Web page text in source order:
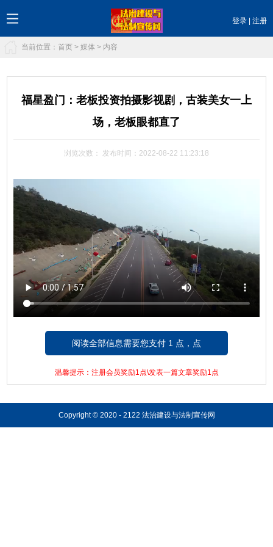
登录 注册
当前位置： 首页 > 媒体 > 内容
福星盈门：老板投资拍摄影视剧，古装美女一上
场，老板眼都直了
浏览次数： 发布时间：2022-08-22 11:23:18
阅读全部信息需要您支付 1 点，点
击这里支付!
温馨提示：注册会员奖励1点\发表一篇文章奖励1点
Copyright © 2020 - 2122 法治建设与法制宣传网